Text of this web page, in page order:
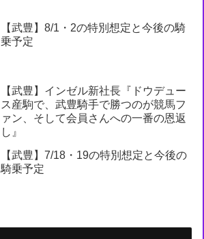
【武豊】8/1・2の特別想定と今後の騎
乗予定
【武豊】インゼル新社長『ドウデュー
ス産駒で、武豊騎手で勝つのが競馬フ
ァン、そして会員さんへの一番の恩返
し』
【武豊】7/18・19の特別想定と今後の
騎乗予定